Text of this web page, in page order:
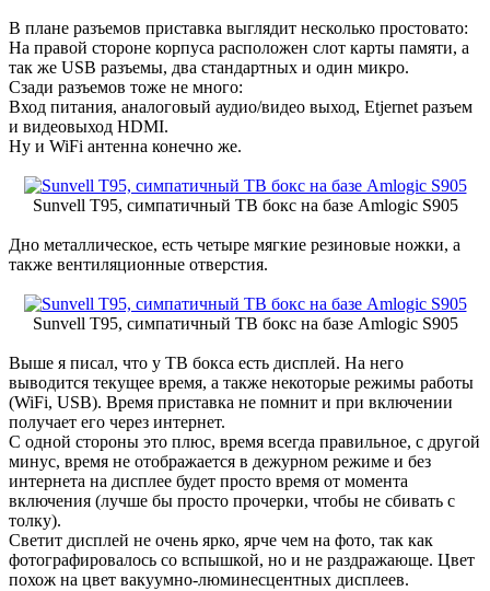
В плане разъемов приставка выглядит несколько простовато:
На правой стороне корпуса расположен слот карты памяти, а
так же USB разъемы, два стандартных и один микро.
Сзади разъемов тоже не много:
Вход питания, аналоговый аудио/видео выход, Etjernet разъем
и видеовыход HDMI.
Ну и WiFi антенна конечно же.
Sunvell T95, симпатичный ТВ бокс на базе Amlogic S905
Дно металлическое, есть четыре мягкие резиновые ножки, а
также вентиляционные отверстия.
Sunvell T95, симпатичный ТВ бокс на базе Amlogic S905
Выше я писал, что у ТВ бокса есть дисплей. На него
выводится текущее время, а также некоторые режимы работы
(WiFi, USB). Время приставка не помнит и при включении
получает его через интернет.
С одной стороны это плюс, время всегда правильное, с другой
минус, время не отображается в дежурном режиме и без
интернета на дисплее будет просто время от момента
включения (лучше бы просто прочерки, чтобы не сбивать с
толку).
Светит дисплей не очень ярко, ярче чем на фото, так как
фотографировалось со вспышкой, но и не раздражающе. Цвет
похож на цвет вакуумно-люминесцентных дисплеев.